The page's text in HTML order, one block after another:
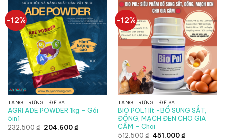
-12%
TĂNG TRỨNG - ĐẺ SAI
AGRI ADE POWDER 1kg – Gói
5in1
232.500₫ Giá
204.600₫Giá
-12%
TĂNG TRỨNG - ĐẺ SAI
BIO POL1 lít -BỔ SUNG SẮT,
ĐỒNG, MẠCH ĐEN CHO GIA
CẦM – Chai
512.500₫ Giá
451.000₫Giá